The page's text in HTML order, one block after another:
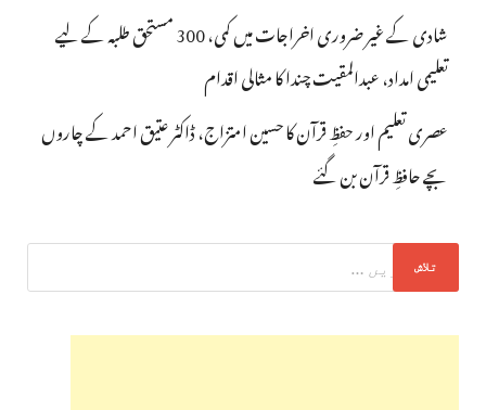
شادی کے غیر ضروری اخراجات میں کمی، 300 مستحق طلبہ کے لیے
تعلیمی امداد، عبدالمقیت چندا کا مثالی اقدام
عصری تعلیم اور حفظِ قرآن کا حسین امتزاج، ڈاکٹر عتیق احمد کے چاروں
بچے حافظِ قرآن بن گئے